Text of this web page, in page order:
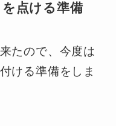
点ける準備
たので、今度は
ける準備をしま